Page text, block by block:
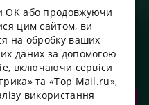
чат підтримки
додаток
ENGLISH
UKRAINIAN
PORTUGUESE
SPANISH
OK або продовжуючи
цим сайтом, ви
на обробку ваших
даних за допомогою
включаючи сервіси
та «Top Mail.ru»,
використання